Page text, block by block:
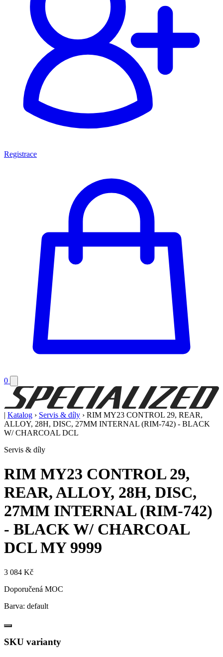
Registrace
0
| Katalog › Servis & díly › RIM MY23 CONTROL 29, REAR,
ALLOY, 28H, DISC, 27MM INTERNAL (RIM-742) - BLACK
W/ CHARCOAL DCL
Servis & díly
RIM MY23 CONTROL 29,
REAR, ALLOY, 28H, DISC,
27MM INTERNAL (RIM-742)
- BLACK W/ CHARCOAL
DCLMY 9999
3 084 Kč
Doporučená MOC
Barva: default
SKU varianty